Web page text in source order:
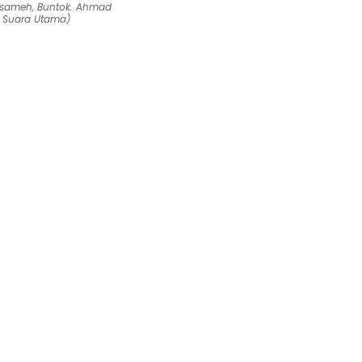
Buntok. Ahmad
Utama)